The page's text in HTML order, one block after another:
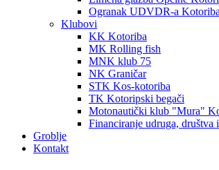
Ogranak UDVDR-a Kotoriba
Klubovi
KK Kotoriba
MK Rolling fish
MNK klub 75
NK Graničar
STK Kos-kotoriba
TK Kotoripski begači
Motonautički klub "Mura"
Financiranje udruga, društva
Groblje
Kontakt